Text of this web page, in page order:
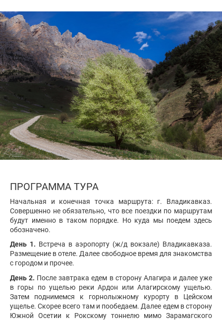
ПРОГРАММА ТУРА
Начальная и конечная точка маршрута: г. Владикавказ.
Совершенно не обязательно, что все поездки по маршрутам
будут именно в таком порядке. Но куда мы поедем здесь
обозначено.
День 1. Встреча в аэропорту (ж/д вокзале) Владикавказа.
Размещение в отеле. Далее свободное время для знакомства
с городом и прочее.
День 2. После завтрака едем в сторону Алагира и далее уже
в горы по ущелью реки Ардон или Алагирскому ущелью.
Затем поднимемся к горнолыжному курорту в Цейском
ущелье. Скорее всего там и пообедаем. Далее едем в сторону
Южной Осетии к Рокскому тоннелю мимо Зарамагского